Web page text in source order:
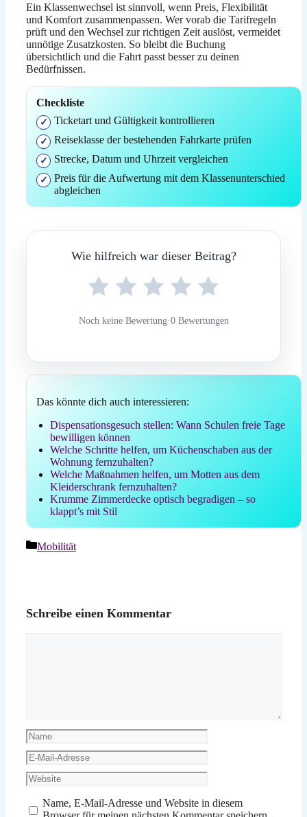
Ein Klassenwechsel ist sinnvoll, wenn Preis, Flexibilität
und Komfort zusammenpassen. Wer vorab die Tarifregeln
prüft und den Wechsel zur richtigen Zeit auslöst, vermeidet
unnötige Zusatzkosten. So bleibt die Buchung
übersichtlich und die Fahrt passt besser zu deinen
Bedürfnissen.
Checkliste
Ticketart und Gültigkeit kontrollieren
Reiseklasse der bestehenden Fahrkarte prüfen
Strecke, Datum und Uhrzeit vergleichen
Preis für die Aufwertung mit dem Klassenunterschied
abgleichen
Wie hilfreich war dieser Beitrag?
Noch keine Bewertung·0 Bewertungen
Das könnte dich auch interessieren:
Dispensationsgesuch stellen: Wann Schulen freie Tage
bewilligen können
Welche Schritte helfen, um Küchenschaben aus der
Wohnung fernzuhalten?
Welche Maßnahmen helfen, um Motten aus dem
Kleiderschrank fernzuhalten?
Krumme Zimmerdecke optisch begradigen – so
klappt’s mit Stil
Kategorien
Mobilität
Schreibe einen Kommentar
Name
E-
Mail-
Adresse
Website
Name, E-Mail-Adresse und Website in diesem